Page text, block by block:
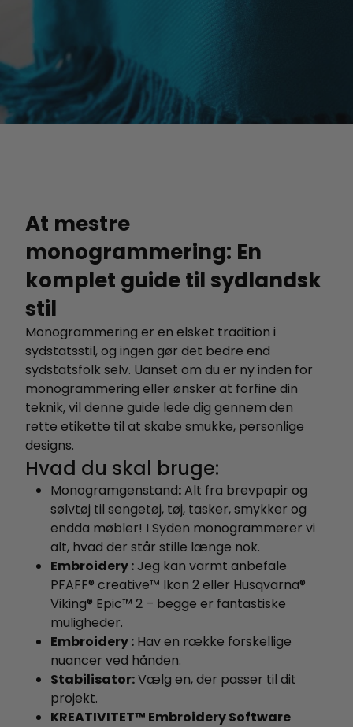
At mestre
monogrammering: En
komplet guide til sydlandsk
stil
Monogrammering er en elsket tradition i
sydstatsstil, og ingen gør det bedre end
sydstatsfolk selv. Uanset om du er ny inden for
monogrammering eller ønsker at forfine din
teknik, vil denne guide lede dig gennem den
rette etikette til at skabe smukke, personlige
designs.
Hvad du skal bruge:
Monogramgenstand:Alt fra brevpapir og
sølvtøj til sengetøj, tøj, tasker, smykker og
endda møbler! I Syden monogrammerer vi
alt, hvad der står stille længe nok.
Embroidery :Jeg kan varmt anbefale
PFAFF® creative™ Ikon 2 eller Husqvarna®
Viking® Epic™ 2 – begge er fantastiske
muligheder.
Embroidery : Hav en række forskellige
nuancer ved hånden.
Stabilisator:Vælg en, der passer til dit
projekt.
KREATIVITET™ Embroidery Software